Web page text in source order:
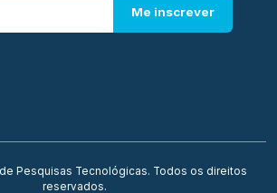
Me inscrever
Pesquisas Tecnológicas. Todos os direitos
reservados.